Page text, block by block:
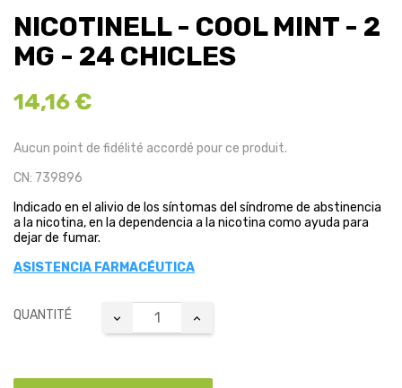
NICOTINELL - COOL MINT - 2
MG - 24 CHICLES
14,16 €
Aucun point de fidélité accordé pour ce produit.
CN: 739896
Indicado en el alivio de los síntomas del síndrome de abstinencia
a la nicotina, en la dependencia a la nicotina como ayuda para
dejar de fumar.
ASISTENCIA FARMACÉUTICA
QUANTITÉ